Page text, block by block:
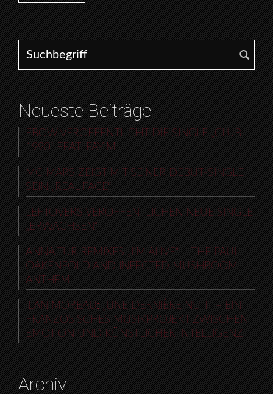
Search for:
Neueste Beiträge
EBOW VERÖFFENTLICHT DIE SINGLE „CLUB
1990“ FEAT. FAYIM
MC MARS ZEIGT MIT SEINER DEBUT-SINGLE
SEIN „REAL FACE“
LEFTOVERS VERÖFFENTLICHEN NEUE SINGLE
„ERWACHSEN“
ANNA TUR REMIXES „I’M ALIVE“ – THE PAUL
OAKENFOLD AND INFECTED MUSHROOM
ANTHEM
ILAN MOREAU: „UNE DERNIÈRE NUIT“ – EIN
FRANZÖSISCHES MUSIKPROJEKT ZWISCHEN
EMOTION UND KÜNSTLICHER INTELLIGENZ
Archiv